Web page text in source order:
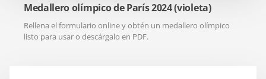
Medallero olímpico de París 2024 (violeta)
Rellena el formulario online y obtén un medallero olímpico
listo para usar o descárgalo en PDF.